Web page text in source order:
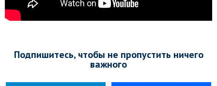
Подпишитесь, чтобы не пропустить ничего
важного